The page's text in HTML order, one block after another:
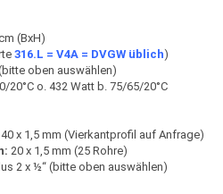
(BxH)
316.L = V4A = DVGW üblich)
oben auswählen)
20°C o. 432 Watt b. 75/65/20°C
40 x 1,5 mm (Vierkantprofil auf Anfrage)
20 x 1,5 mm (25 Rohre)
2 x ½“ (bitte oben auswählen)